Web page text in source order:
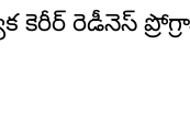
కెరీర్ రెడీనెస్